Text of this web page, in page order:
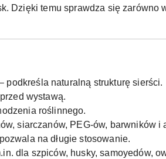
Dzięki temu sprawdza się
podkreśla naturalną strukturę sierści.
wystawą.
roślinnego.
siarczanów, PEG-ów, barwników i
na długie stosowanie.
dla szpiców, husky, samoyedów,